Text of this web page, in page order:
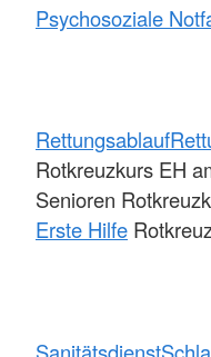
Psychosoziale
Rettungsablauf
Rotkreuzkurs EH
Senioren
Erste Hilfe
Sanitätsdienst